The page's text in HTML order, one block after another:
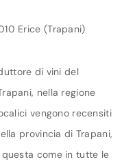
Erice (Trapani)
di vini del
nella regione
vengono recensiti
provincia di Trapani,
questa come in tutte le